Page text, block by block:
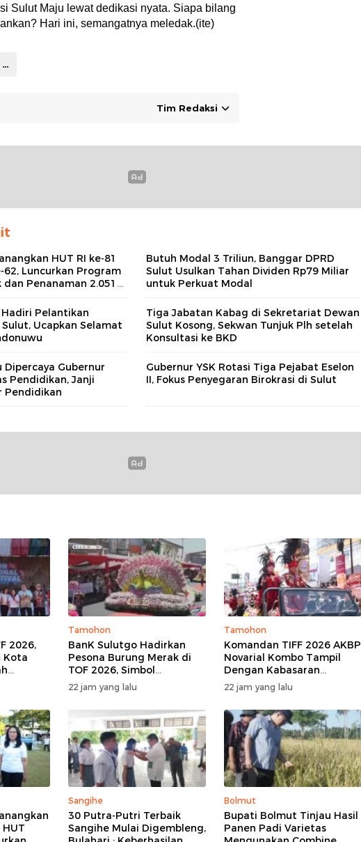
Sulut Maju lewat dedikasi nyata. Siapa bilang
Hari ini, semangatnya meledak.(ite)
Gubernur Yulius Selvanus
Tim Redaksi
HUT RI ke-81
62, Luncurkan Program
Penanaman 2.051
Butuh Modal 3 Triliun, Banggar DPRD
Sulut Usulkan Tahan Dividen Rp79 Miliar
untuk Perkuat Modal
Pelantikan
Ucapkan Selamat
Tiga Jabatan Kabag di Sekretariat Dewan
Sulut Kosong, Sekwan Tunjuk Plh setelah
Konsultasi ke BKD
Dipercaya Gubernur
Pendidikan, Janji
Pendidikan
Gubernur YSK Rotasi Tiga Pejabat Eselon
II, Fokus Penyegaran Birokrasi di Sulut
2026,
Kota
Tamohon
BanK Sulutgo Hadirkan
Pesona Burung Merak di
TOF 2026, Simbol
Keagungan Dan
Kemakmuran
22 jam yang lalu
Tamohon
Komandan TIFF 2026 AKBP
Novarial Kombo Tampil
Dengan Kabasaran
Minahasa, Padukan Tugas
Dan Budaya
22 jam yang lalu
Sangihe
30 Putra-Putri Terbaik
Sangihe Mulai Digembleng,
Bolmut
Bupati Bolmut Tinjau Hasil
Panen Padi Varietas